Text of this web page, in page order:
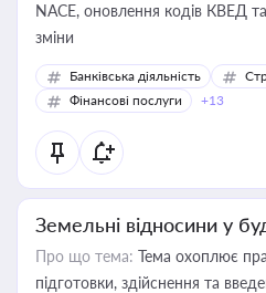
NACE, оновлення кодів КВЕД
зміни
Банківська діяльність
Фінансові послуги
+13
Земельні відносини у
Про що тема: Тема охоплює
підготовки, здійснення та